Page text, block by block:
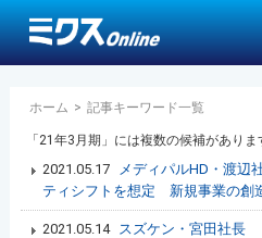
ホーム > 記事キーワード一覧
「21年3月期」には複数の候補がありま
2021.05.17
メディパルHD・渡辺
ティシフトを想定 新規事業の創
2021.05.14
スズケン・宮田社長